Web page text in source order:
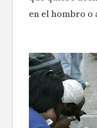
en el hombro o